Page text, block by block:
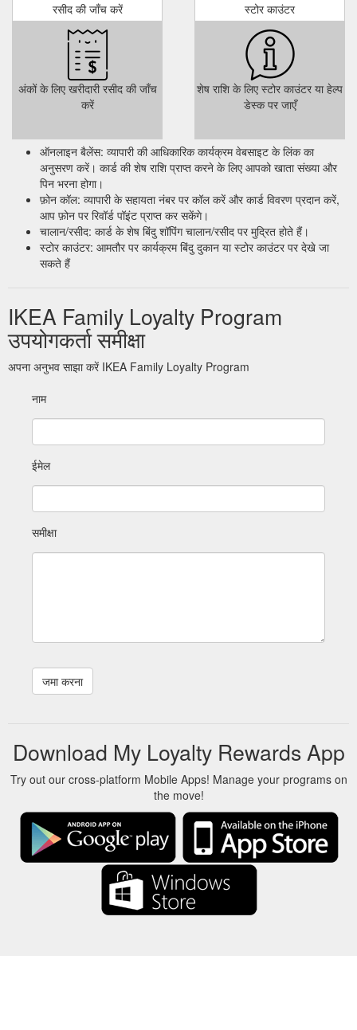
रसीद की जाँच करें
अंकों के लिए खरीदारी रसीद की जाँच
करें
स्टोर काउंटर
शेष राशि के लिए स्टोर काउंटर या हेल्प
डेस्क पर जाएँ
ऑनलाइन बैलेंस: व्यापारी की आधिकारिक कार्यक्रम वेबसाइट के लिंक का
अनुसरण करें। कार्ड की शेष राशि प्राप्त करने के लिए आपको खाता संख्या और
पिन भरना होगा।
फ़ोन कॉल: व्यापारी के सहायता नंबर पर कॉल करें और कार्ड विवरण प्रदान करें,
आप फ़ोन पर रिवॉर्ड पॉइंट प्राप्त कर सकेंगे।
चालान/रसीद: कार्ड के शेष बिंदु शॉपिंग चालान/रसीद पर मुद्रित होते हैं।
स्टोर काउंटर: आमतौर पर कार्यक्रम बिंदु दुकान या स्टोर काउंटर पर देखे जा
सकते हैं
IKEA Family Loyalty Program
उपयोगकर्ता समीक्षा
अपना अनुभव साझा करें IKEA Family Loyalty Program
नाम
ईमेल
समीक्षा
Download My Loyalty Rewards App
Try out our cross-platform Mobile Apps! Manage your programs on
the move!